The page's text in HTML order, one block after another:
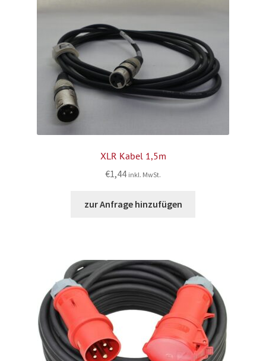
XLR Kabel 1,5m
€1,44 inkl. MwSt.
zur Anfrage hinzufügen